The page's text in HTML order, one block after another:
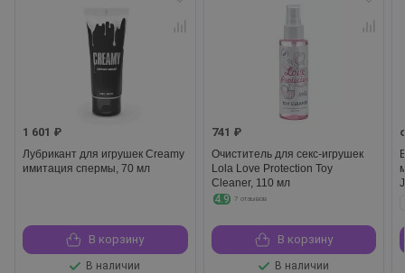
1 601 ₽
Лубрикант для игрушек Creamy
имитация спермы, 70 мл
В корзину
В наличии
741 ₽
Очиститель для секс-игрушек
Lola Love Protection Toy
Cleaner, 110 мл
4.9 7 отзывов
В корзину
В наличии